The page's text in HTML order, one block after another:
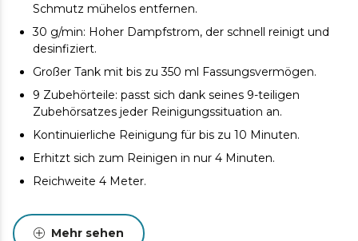
Schmutz mühelos entfernen.
30 g/min: Hoher Dampfstrom, der schnell reinigt und
desinfiziert.
Großer Tank mit bis zu 350 ml Fassungsvermögen.
9 Zubehörteile: passt sich dank seines 9-teiligen
Zubehörsatzes jeder Reinigungssituation an.
Kontinuierliche Reinigung für bis zu 10 Minuten.
Erhitzt sich zum Reinigen in nur 4 Minuten.
Reichweite 4 Meter.
Mehr sehen